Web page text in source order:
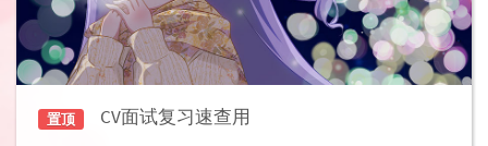
置顶 CV面试复习速查用